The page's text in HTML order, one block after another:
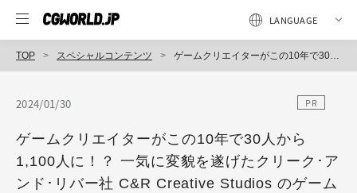
TOP スペシャルコンテンツ ゲームクリエイターがこの10年で30人から1,100人に！？ 一気に変貌を遂げたクリーク･アンド･リバー社 C&R Creative Studios のゲーム部門に潜入取材！
2024/01/30 PR
ゲームクリエイターがこの10年で30人から
1,100人に！？ 一気に変貌を遂げたクリーク･ア
ンド･リバー社 C&R Creative Studios のゲーム